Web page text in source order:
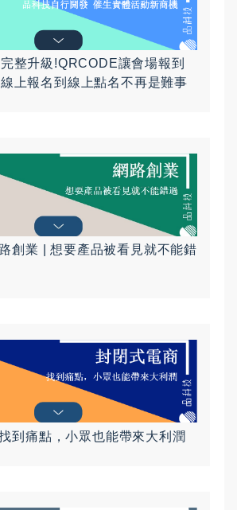
整升級!QRCODE讓會場報到
上報名到線上點名不再是難事
創業 | 想要產品被看見就不能錯
到痛點，小眾也能帶來大利潤